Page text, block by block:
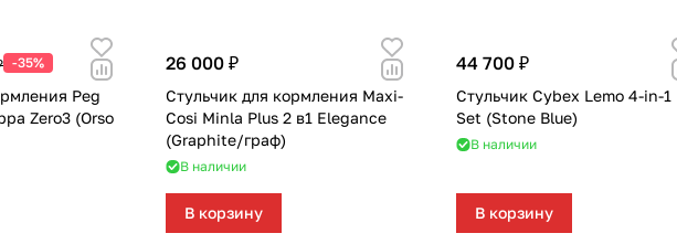
-35%
Peg
Zero3 (Orso
26 000 ₽
Стульчик для кормления Maxi-
Cosi Minla Plus 2 в1 Elegance
(Graphite/граф)
В наличии
В корзину
44 700 ₽
Стульчик Cybex Lemo 4-in-1
Set (Stone Blue)
В наличии
В корзину